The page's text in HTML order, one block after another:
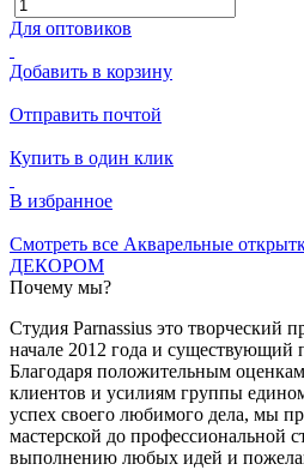
Для оптовиков
Добавить в корзину
Отправить почтой
Купить в один клик
В избранное
Смотреть все Акварельные
ДЕКОРОМ
Почему мы?
Студия Parnassius это творческий
начале 2012 года и существующий
Благодаря положительным
клиентов и усилиям группы
успех своего любимого дела, мы
мастерской до профессиональной
выполнению любых идей и